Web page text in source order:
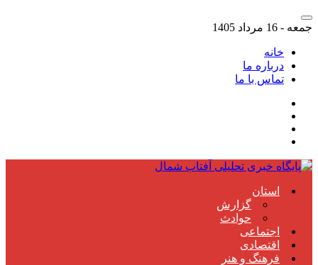
جمعه - 16 مرداد 1405
خانه
درباره ما
تماس با ما
استان
گزارش
حوادث
اجتماعی
اقتصادی
فرهنگ و هنر